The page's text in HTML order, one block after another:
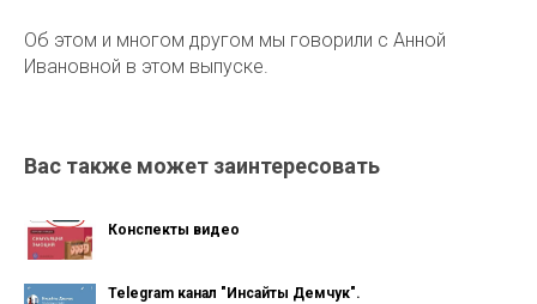
Об этом и многом другом мы говорили с Анной
Ивановной в этом выпуске.
Вас также может заинтересовать
Конспекты видео
Telegram канал "Инсайты Демчук".